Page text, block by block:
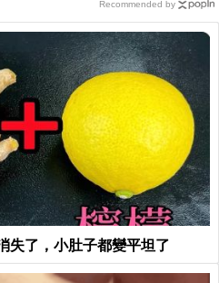
失了，小肚子都變平坦了
Recommended by